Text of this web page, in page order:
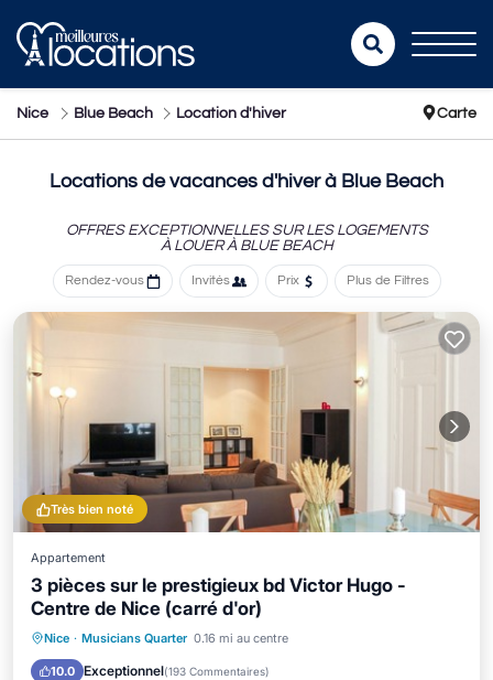
Nice Blue Beach Location d'hiver Carte
Locations de vacances d'hiver à Blue Beach
OFFRES EXCEPTIONNELLES SUR LES LOGEMENTS
À LOUER À BLUE BEACH
Rendez-vous Invités Prix Plus de Filtres
Très bien noté
Appartement
3 pièces sur le prestigieux bd Victor Hugo -
Centre de Nice (carré d'or)
Nice · Musicians Quarter 0.16 mi au centre
10.0 Exceptionnel(193 Commentaires)
Parking Balcon/Terrasse
Climatisation